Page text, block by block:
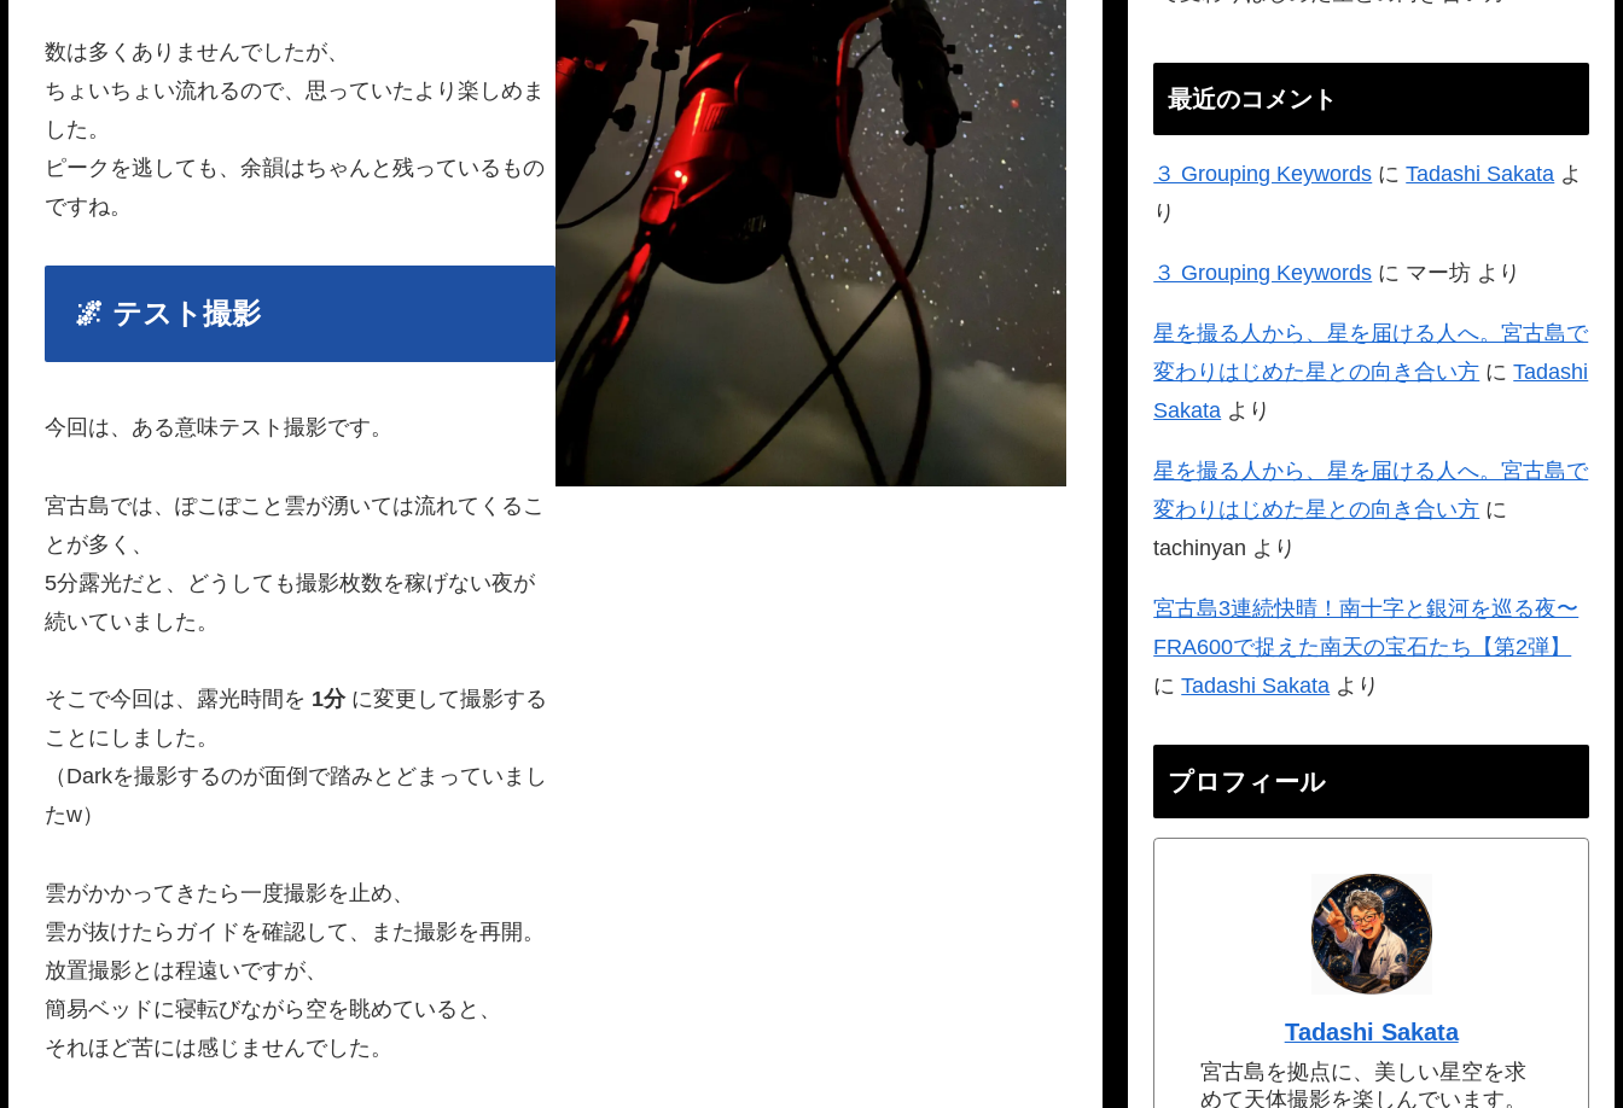
数は多くありませんでしたが、
ちょいちょい流れるので、思っていたより楽しめま
した。
ピークを逃しても、余韻はちゃんと残っているもの
ですね。
🌌 テスト撮影
今回は、ある意味テスト撮影です。
宮古島では、ぽこぽこと雲が湧いては流れてくるこ
とが多く、
5分露光だと、どうしても撮影枚数を稼げない夜が
続いていました。
そこで今回は、露光時間を 1分に変更して撮影する
ことにしました。
（Darkを撮影するのが面倒で踏みとどまっていまし
たw）
雲がかかってきたら一度撮影を止め、
雲が抜けたらガイドを確認して、また撮影を再開。
放置撮影とは程遠いですが、
簡易ベッドに寝転びながら空を眺めていると、
それほど苦には感じませんでした。
最近のコメント
３ Grouping Keywords にTadashi Sakata よ
り
３ Grouping Keywords に マー坊 より
星を撮る人から、星を届ける人へ。宮古島で
変わりはじめた星との向き合い方 にTadashi
Sakata より
星を撮る人から、星を届ける人へ。宮古島で
変わりはじめた星との向き合い方 に
tachinyan より
宮古島3連続快晴！南十字と銀河を巡る夜〜
FRA600で捉えた南天の宝石たち【第2弾】
にTadashi Sakata より
プロフィール
Tadashi Sakata
宮古島を拠点に、美しい星空を求
めて天体撮影を楽しんでいます。